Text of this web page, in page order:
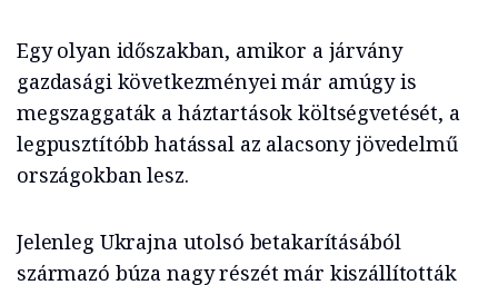
Egy olyan időszakban, amikor a járvány
gazdasági következményei már amúgy is
megszaggaták a háztartások költségvetését, a
legpusztítóbb hatással az alacsony jövedelmű
országokban lesz.
Jelenleg Ukrajna utolsó betakarításából
származó búza nagy részét már kiszállították